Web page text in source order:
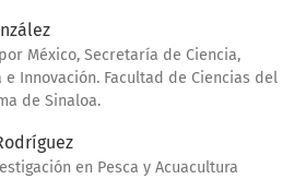
México, Secretaría de Ciencia,
e Innovación. Facultad de Ciencias del
de Sinaloa.
en Pesca y Acuacultura